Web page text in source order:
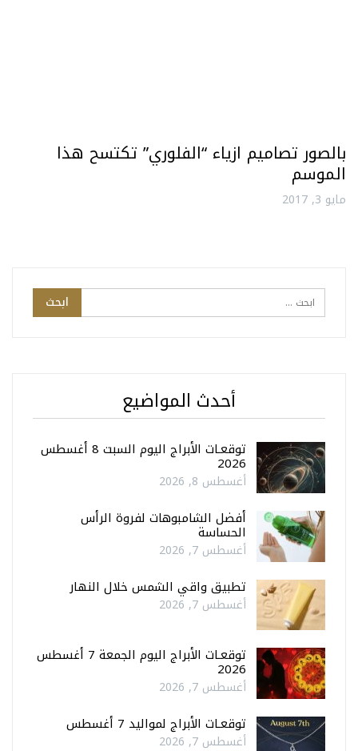
بالصور تصاميم ازياء “الفلوري” تكتسح هذا
الموسم
مايو 3, 2017
أحدث المواضيع
توقعـات الأبراج اليوم السبت 8 أغسطس
2026
أغسطس 8, 2026
أفضل الشامبوهات لفروة الرأس
الحساسة
أغسطس 7, 2026
تطبيق واقي الشمس خلال النهار
أغسطس 7, 2026
توقعـات الأبراج اليوم الجمعة 7 أغسطس
2026
أغسطس 7, 2026
توقعـات الأبراج لمواليد 7 أغسطس
أغسطس 7, 2026